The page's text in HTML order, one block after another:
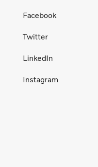
Facebook
Twitter
LinkedIn
Instagram